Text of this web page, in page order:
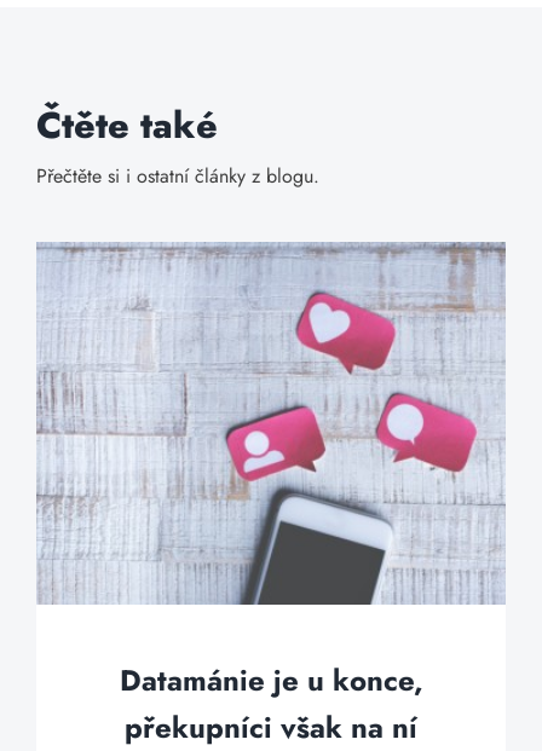
Čtěte také
Přečtěte si i ostatní články z blogu.
Datamánie je u konce,
překupníci však na ní